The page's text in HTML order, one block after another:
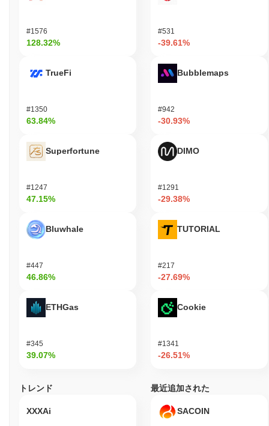
SUPER DOGEは、極端なボラティリティやラグプルの可能性に
関する懸念など、重大な課題に直面しています。これらは投資家
的な安全性と信頼性に疑問を投げかけるセキュリティインシデン
トの報告もあります。暗号通貨の規制環境が進化し続ける中で、
分析
SUPER DOGE (DOGE)はcentralizedの暗号通貨取引所で広く利用
できます。 最もアクティブなプラットフォームはPancakeSwap
$16.51
過去24時間で、SUPER DOGEの取引量は
て 18.27%
の減少を示しています。これは、取引活動の短期的な減
SUPER DOGEの価格範囲の履歴は何ですか？
史上最安値（ATL）：
SUPER DOGEは、より広範な暗号市場と比較してど
5.31%下落し、
#1576
128.32%
TrueFi
#1350
63.84%
Superfortune
#1247
47.15%
Bluwhale
#447
46.86%
ETHGas
#345
39.07%
#531
-39.61%
Bubblemaps
#942
-30.93%
DIMO
#1291
-29.38%
TUTORIAL
#217
-27.69%
Cookie
#1341
-26.51%
トレンド
XXXAi
最近追加された
SACOIN